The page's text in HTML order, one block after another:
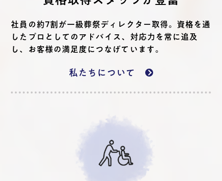
社員の約7割が一級葬祭ディレクター取得。資格を通
したプロとしてのアドバイス、対応力を常に追及
し、お客様の満足度につなげています。
私たちについて